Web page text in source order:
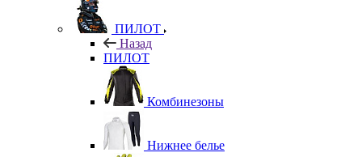
ПИЛОТ
Назад
ПИЛОТ
Комбинезоны
Нижнее белье